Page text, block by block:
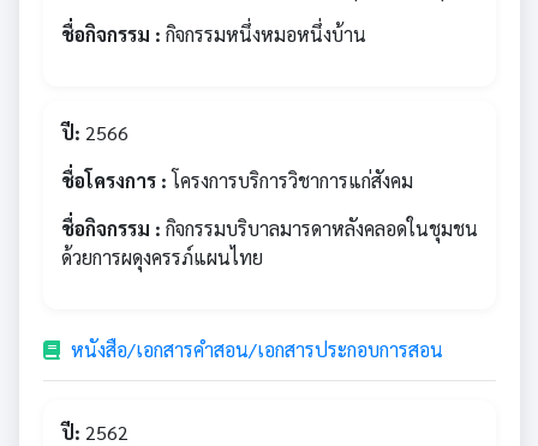
ชื่อกิจกรรม : กิจกรรมหนึ่งหมอหนึ่งบ้าน
ปี: 2566
ชื่อโครงการ : โครงการบริการวิชาการแก่สังคม
ชื่อกิจกรรม : กิจกรรมบริบาลมารดาหลังคลอดในชุมชน
ด้วยการผดุงครรภ์แผนไทย
หนังสือ/เอกสารคำสอน/เอกสารประกอบการสอน
ปี: 2562